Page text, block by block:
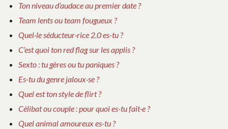
Ton niveau d’audace au premier date ?
Team lents ou team fougueux ?
Quel·le séducteur·rice 2.0 es-tu ?
C’est quoi ton red flag sur les applis ?
Sexto : tu gères ou tu paniques ?
Es-tu du genre jaloux·se ?
Quel est ton style de flirt ?
Célibat ou couple : pour quoi es-tu fait·e ?
Quel animal amoureux es-tu ?